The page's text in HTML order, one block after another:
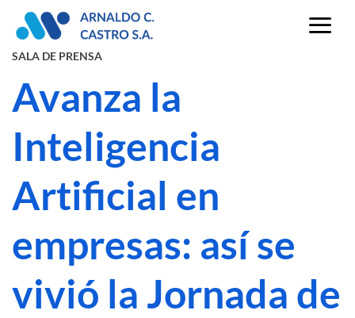
SALA DE PRENSA
Avanza la
Inteligencia
Artificial en
empresas: así se
vivió la Jornada de